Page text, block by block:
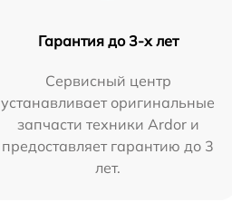
Гарантия до 3-х лет
Сервисный центр
устанавливает оригинальные
запчасти техники Ardor и
предоставляет гарантию до 3
лет.